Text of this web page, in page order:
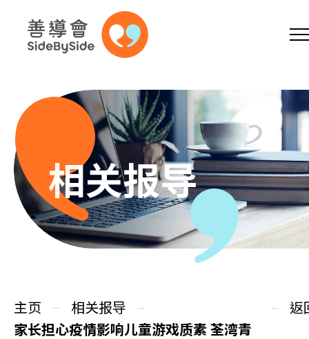
跳到内容（按回车键）
A A A EN
主页
同你讲故事
相关报导
主页
相关报导
家长担心疫情影响儿童游戏质素 荃湾青
返